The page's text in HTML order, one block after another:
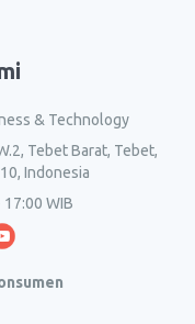
& Technology
Tebet Barat, Tebet,
Indonesia
17:00 WIB